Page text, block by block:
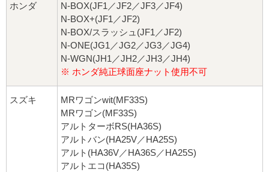
ホンダ
N-BOX(JF1／JF2／JF3／JF4)
N-BOX+(JF1／JF2)
N-BOX/スラッシュ(JF1／JF2)
N-ONE(JG1／JG2／JG3／JG4)
N-WGN(JH1／JH2／JH3／JH4)
※ ホンダ純正球面座ナット使用不可
スズキ
MRワゴンwit(MF33S)
MRワゴン(MF33S)
アルトターボRS(HA36S)
アルトバン(HA25V／HA25S)
アルト(HA36V／HA36S／HA25S)
アルトエコ(HA35S)